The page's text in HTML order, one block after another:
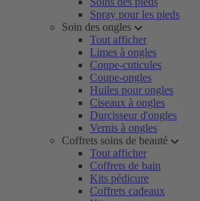
Spray pour les pieds
Soin des ongles
Tout afficher
Limes à ongles
Coupe-cuticules
Coupe-ongles
Huiles pour ongles
Ciseaux à ongles
Durcisseur d'ongles
Vernis à ongles
Coffrets soins de beauté
Tout afficher
Coffrets de bain
Kits pédicure
Coffrets cadeaux